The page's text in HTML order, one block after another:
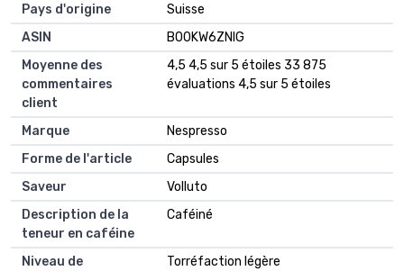
Pays d'origine
‎Suisse
ASIN
B00KW6ZNIG
Moyenne des
commentaires
client
4,5 4,5 sur 5 étoiles 33 875
évaluations 4,5 sur 5 étoiles
Marque
Nespresso
Forme de l'article
Capsules
Saveur
Volluto
Description de la
teneur en caféine
Caféiné
Niveau de
Torréfaction légère